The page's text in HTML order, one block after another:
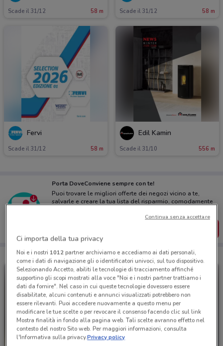
Scade il 31/12 58 m Scade il 31/12 58 m
Fervi
Scade il 31/12 58 m
Edil Kamin
Scade il 31/10 556 m
Porta DoveConviene sempre con te!
Puoi trovare le migliori offerte dei negozi vicino a te,
salvarle e creare la tua lista del risparmio, comodamente
Ci importa della tua privacy
Noi e i nostri 1012partner archiviamo e accediamo ai dati personali,
come i dati di navigazione gli o identificatori univoci, sul tuo dispositivo.
Selezionando Accetto, abiliti le tecnologie di tracciamento affinché
supportino gli scopi mostrati alla voce "Noi e i nostri partner trattiamo i
dati da fornire". Nel caso in cui queste tecnologie dovessero essere
disabilitate, alcuni contenuti e annunci visualizzati potrebbero non
essere rilevanti. Puoi accedere nuovamente a questo menu per
modificare le tue scelte o per revocare il consenso facendo clic sul link
Mostra finalità in fondo alla pagina web. Tali scelte avranno effetto nel
contesto del nostro Sito web. Per maggiori informazioni, consulta
l'Informativa sulla privacy.Privacy policy
Continua senza accettare